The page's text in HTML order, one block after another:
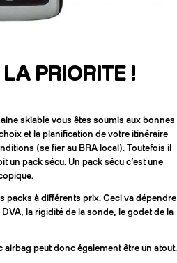
PRIORITE !
skiable vous êtes soumis aux bonnes
et la planification de votre itinéraire
(se fier au BRA local). Toutefois il
un pack sécu. Un pack sécu c’est une
packs à différents prix. Ceci va dépendre
la rigidité de la sonde, le godet de la
airbag peut donc également être un atout.